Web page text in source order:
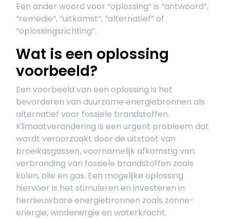
Een ander woord voor “oplossing” is “antwoord”,
“remedie”, “uitkomst”, “alternatief” of
“oplossingsrichting”.
Wat is een oplossing
voorbeeld?
Een voorbeeld van een oplossing is het
bevorderen van duurzame energiebronnen als
alternatief voor fossiele brandstoffen.
Klimaatverandering is een urgent probleem dat
wordt veroorzaakt door de uitstoot van
broeikasgassen, voornamelijk afkomstig van
verbranding van fossiele brandstoffen zoals
kolen, olie en gas. Een mogelijke oplossing
hiervoor is het stimuleren en investeren in
hernieuwbare energiebronnen zoals zonne-
energie, windenergie en waterkracht.